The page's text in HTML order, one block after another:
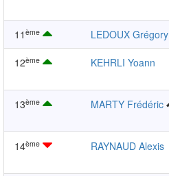
11 ème LEDOUX Grégory
12ème KEHRLI Yoann
13ème MARTY Frédéric
14ème RAYNAUD Alexis